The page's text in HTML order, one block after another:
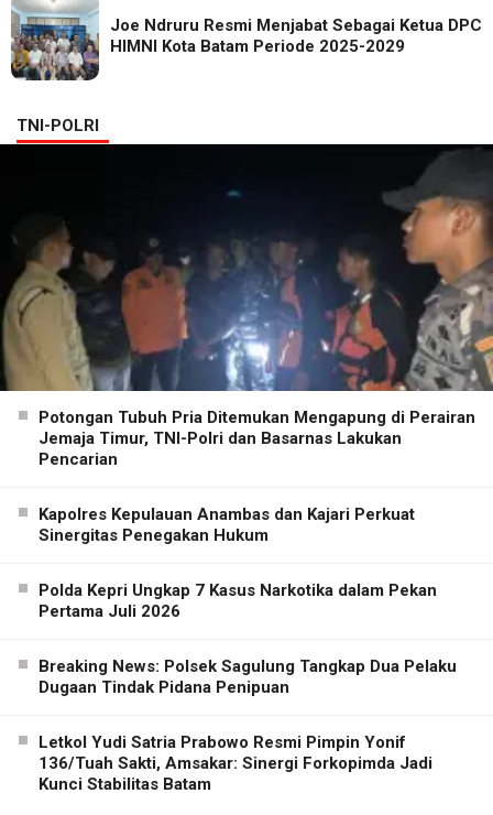
Joe Ndruru Resmi Menjabat Sebagai Ketua DPC
HIMNI Kota Batam Periode 2025-2029
TNI-POLRI
Potongan Tubuh Pria Ditemukan Mengapung di Perairan
Jemaja Timur, TNI-Polri dan Basarnas Lakukan
Pencarian
Kapolres Kepulauan Anambas dan Kajari Perkuat
Sinergitas Penegakan Hukum
Polda Kepri Ungkap 7 Kasus Narkotika dalam Pekan
Pertama Juli 2026
Breaking News: Polsek Sagulung Tangkap Dua Pelaku
Dugaan Tindak Pidana Penipuan
Letkol Yudi Satria Prabowo Resmi Pimpin Yonif
136/Tuah Sakti, Amsakar: Sinergi Forkopimda Jadi
Kunci Stabilitas Batam